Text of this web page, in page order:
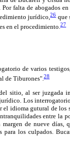
falta de abogados
jurídico,26que
en el procedimiento. 27
de varios
de Tiburones". 28
sitio, al ser juzgada
Los
el idioma gutural de los
entre la
de nueve días,
para los culpados.